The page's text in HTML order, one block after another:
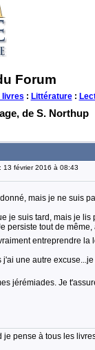
Forum
livres : Littérature:
de S. Northup
13 février 2016 à 08:43
mais je ne suis
je suis tard, mais je
persiste tout de
entreprendre la
j'ai une autre
jérémiades. Je
je pense à tous les